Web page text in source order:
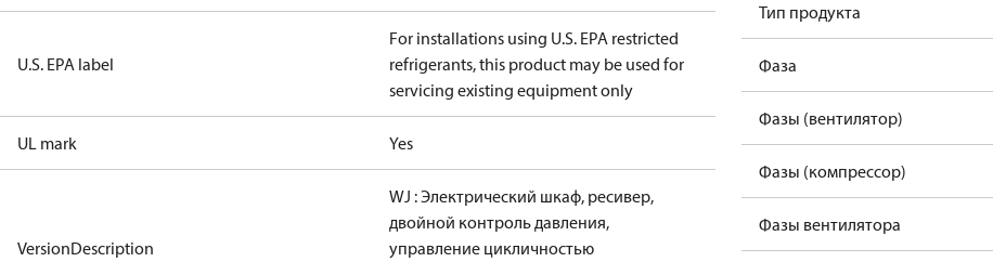
U.S. EPA label
For installations using U.S. EPA restricted
refrigerants, this product may be used for
servicing existing equipment only
UL mark Yes
VersionDescription
WJ : Электрический шкаф, ресивер,
двойной контроль давления,
управление цикличностью
Тип продукта
Фаза
Фазы (вентилятор)
Фазы (компрессор)
Фазы вентилятора